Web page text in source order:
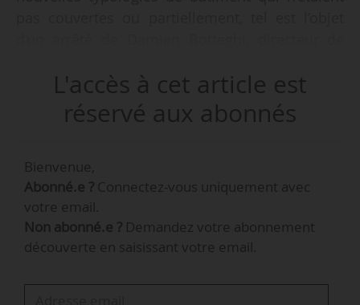
Diane Simiu, directrice du climat, de l’efficacité
énergétique et de l’air, publié au Journal officiel
le 29/04/2026.
Alors que la RE2020 ne s’appliquait qu’aux
logements, aux bureaux et aux bâtiments
d’enseignement primaire et secondaire, le
décret, en date du 15/01/2026, intégré à
compter du 01/05/2026 au sein de la
L'accès à cet article est
réservé aux abonnés
Bienvenue,
Abonné.e ? Connectez-vous uniquement avec
votre email.
Non abonné.e ? Demandez votre abonnement
découverte en saisissant votre email.